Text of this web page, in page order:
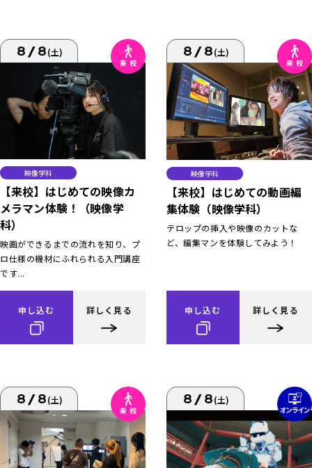
8/8(土)
映像学科
【来校】はじめての映像カ
メラマン体験！（映像学
科）
映画ができるまでの流れを知り、プ
ロ仕様の機材にふれられる入門講座
です...
申し込む 詳しく見る
8/8(土)
映像学科
【来校】はじめての動画編
集体験（映像学科）
テロップの挿入や映像のカットな
ど、編集マンを体験してみよう！
申し込む 詳しく見る
8/8(土) 8/8(土)